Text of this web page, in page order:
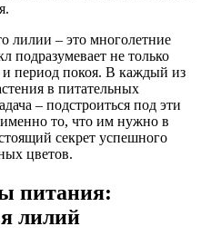
лилии – это многолетние
подразумевает не только
период покоя. В каждый из
в питательных
– подстроиться под эти
то, что им нужно в
секрет успешного
цветов.
питания:
лилий